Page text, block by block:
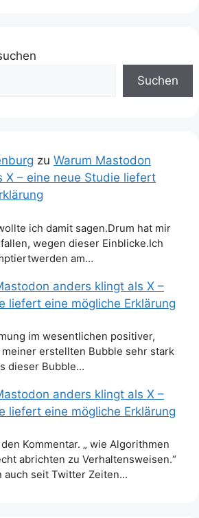
Suchen
zu Warum Mastodon
X – eine neue Studie liefert
ich damit sagen.Drum hat mir
wegen dieser Einblicke.Ich
am…
anders klingt als X –
liefert eine mögliche Erklärung
im wesentlichen positiver,
erstellten Bubble sehr stark
dieser Bubble…
anders klingt als X –
liefert eine mögliche Erklärung
Kommentar. „ wie Algorithmen
abrichten zu Verhaltensweisen.“
auch seit Twitter Zeiten…